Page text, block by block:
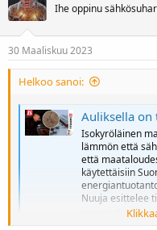
Ihe oppinu
30 Maaliskuu 2023
Helkoo sanoi:
Auliksella on tajuton
Isokyröläinen
lämmön että
että
käytettäisiin
Nuuja esittelee